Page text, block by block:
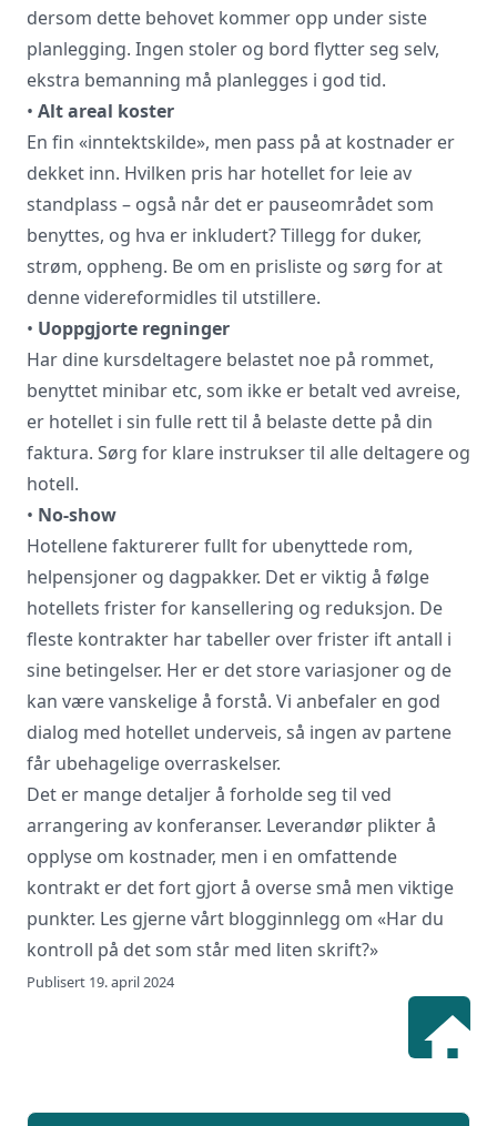
dersom dette behovet kommer opp under siste
planlegging. Ingen stoler og bord flytter seg selv,
ekstra bemanning må planlegges i god tid.
• Alt areal koster
En fin «inntektskilde», men pass på at kostnader er
dekket inn. Hvilken pris har hotellet for leie av
standplass – også når det er pauseområdet som
benyttes, og hva er inkludert? Tillegg for duker,
strøm, oppheng. Be om en prisliste og sørg for at
denne videreformidles til utstillere.
• Uoppgjorte regninger
Har dine kursdeltagere belastet noe på rommet,
benyttet minibar etc, som ikke er betalt ved avreise,
er hotellet i sin fulle rett til å belaste dette på din
faktura. Sørg for klare instrukser til alle deltagere og
hotell.
• No-show
Hotellene fakturerer fullt for ubenyttede rom,
helpensjoner og dagpakker. Det er viktig å følge
hotellets frister for kansellering og reduksjon. De
fleste kontrakter har tabeller over frister ift antall i
sine betingelser. Her er det store variasjoner og de
kan være vanskelige å forstå. Vi anbefaler en god
dialog med hotellet underveis, så ingen av partene
får ubehagelige overraskelser.
Det er mange detaljer å forholde seg til ved
arrangering av konferanser. Leverandør plikter å
opplyse om kostnader, men i en omfattende
kontrakt er det fort gjort å overse små men viktige
punkter. Les gjerne vårt blogginnlegg om «Har du
kontroll på det som står med liten skrift?»
Publisert 19. april 2024